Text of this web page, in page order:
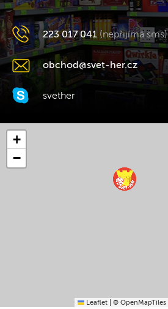
223 017 041 (nepřijímá sms)
obchod@svet-her.cz
svether
+
−
Leaflet © OpenMapTiles